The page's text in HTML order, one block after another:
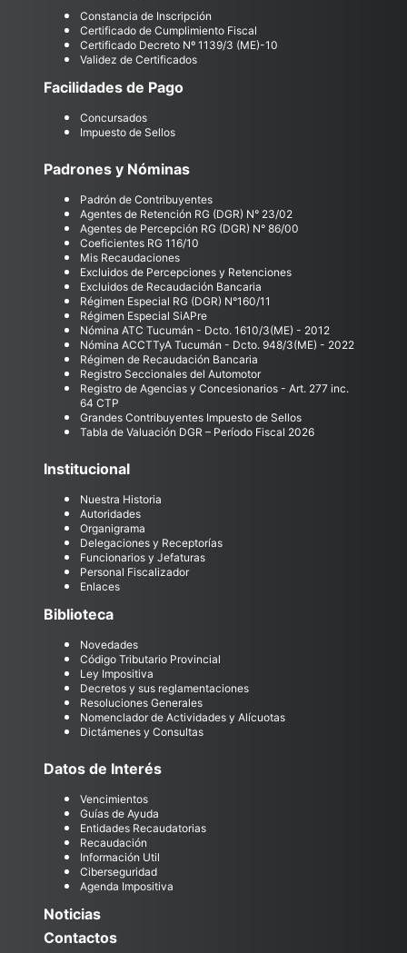
Constancia de Inscripción
Certificado de Cumplimiento Fiscal
Certificado Decreto Nº 1139/3 (ME)-10
Validez de Certificados
Facilidades de Pago
Concursados
Impuesto de Sellos
Padrones y Nóminas
Padrón de Contribuyentes
Agentes de Retención RG (DGR) N° 23/02
Agentes de Percepción RG (DGR) N° 86/00
Coeficientes RG 116/10
Mis Recaudaciones
Excluidos de Percepciones y Retenciones
Excluidos de Recaudación Bancaria
Régimen Especial RG (DGR) N°160/11
Régimen Especial SiAPre
Nómina ATC Tucumán - Dcto. 1610/3(ME) - 2012
Nómina ACCTTyA Tucumán - Dcto. 948/3(ME) - 2022
Régimen de Recaudación Bancaria
Registro Seccionales del Automotor
Registro de Agencias y Concesionarios - Art. 277 inc.
64 CTP
Grandes Contribuyentes Impuesto de Sellos
Tabla de Valuación DGR – Período Fiscal 2026
Institucional
Nuestra Historia
Autoridades
Organigrama
Delegaciones y Receptorías
Funcionarios y Jefaturas
Personal Fiscalizador
Enlaces
Biblioteca
Novedades
Código Tributario Provincial
Ley Impositiva
Decretos y sus reglamentaciones
Resoluciones Generales
Nomenclador de Actividades y Alícuotas
Dictámenes y Consultas
Datos de Interés
Vencimientos
Guías de Ayuda
Entidades Recaudatorias
Recaudación
Información Util
Ciberseguridad
Agenda Impositiva
Noticias
Contactos